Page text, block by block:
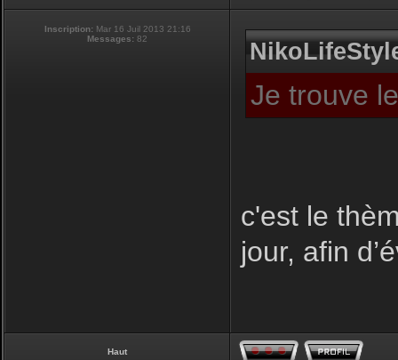
Inscription: Mar 16 Juil 2013 21:16
Messages: 82
Je trouve
c'est le
jour, afin
Haut